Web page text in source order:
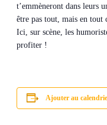
t’emmèneront dans leurs
être pas tout, mais en tout
Ici, sur scène, les
profiter !
Ajouter au